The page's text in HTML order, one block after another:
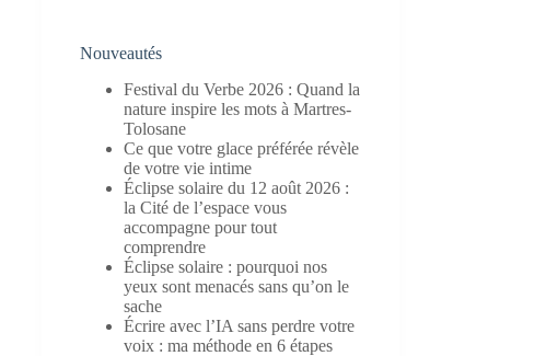
Nouveautés
Festival du Verbe 2026 : Quand la
nature inspire les mots à Martres-
Tolosane
Ce que votre glace préférée révèle
de votre vie intime
Éclipse solaire du 12 août 2026 :
la Cité de l’espace vous
accompagne pour tout
comprendre
Éclipse solaire : pourquoi nos
yeux sont menacés sans qu’on le
sache
Écrire avec l’IA sans perdre votre
voix : ma méthode en 6 étapes